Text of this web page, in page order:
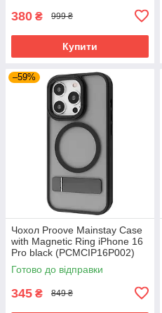
380 ₴ 999 ₴
Купити
–59%
Чохол Proove Mainstay Case
with Magnetic Ring iPhone 16
Pro black (PCMCIP16P002)
Готово до відправки
345 ₴ 849 ₴